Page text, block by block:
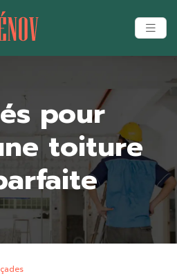
pour
toiture